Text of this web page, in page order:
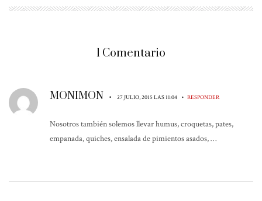
1 Comentario
MONIMON • 27 JULIO, 2015 LAS 11:04 • RESPONDER
Nosotros también solemos llevar humus, croquetas, pates,
empanada, quiches, ensalada de pimientos asados, …